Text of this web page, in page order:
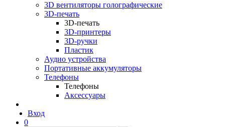
3D вентиляторы голографические
3D-печать
3D-печать
3D-принтеры
3D-ручки
Пластик
Аудио устройства
Портативные аккумуляторы
Телефоны
Телефоны
Аксессуары
Вход
0